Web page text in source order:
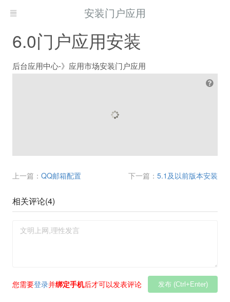
安装门户应用
6.0门户应用安装
后台应用中心-》应用市场安装门户应用
上一篇： QQ邮箱配置 下一篇： 5.1及以前版本安装
相关评论(4)
您需要登录并绑定手机后才可以发表评论 发布 (Ctrl+Enter)